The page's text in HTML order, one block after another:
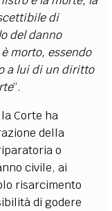
di
del danno
morto, essendo
a lui di un diritto
”.
Corte ha
della
o
civile, ai
risarcimento
di godere